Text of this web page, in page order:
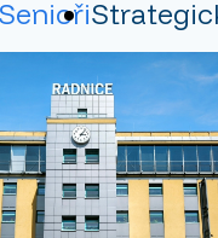
Senioři